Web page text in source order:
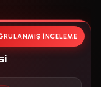
İNCELEME